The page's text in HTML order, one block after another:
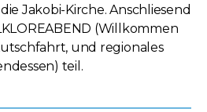
Jakobi-Kirche. Anschliesend
(Willkommen
und regionales
teil.